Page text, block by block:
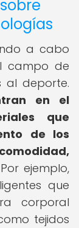
a cabo
campo de
al deporte.
en el
que
de los
Por ejemplo,
que
corporal
tejidos